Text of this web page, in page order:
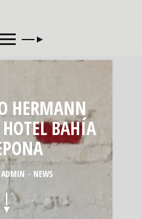
HERMANN
BAHÍA
ADMIN NEWS